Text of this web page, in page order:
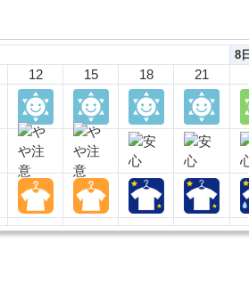
12 15 18 21
8